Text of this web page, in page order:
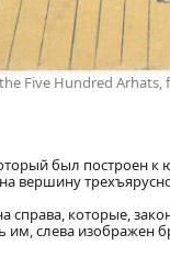
Five Hundred
был построен к
вершину
которые,
слева изображен